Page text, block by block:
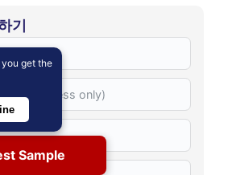
기
Sample
get the